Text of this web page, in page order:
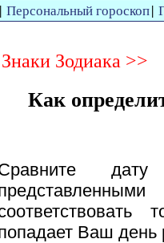
| Персональный гороскоп|
Знаки Зодиака >>
Как
Ваш день